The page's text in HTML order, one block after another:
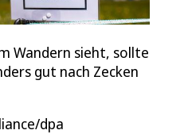
Wandern sieht, sollte
gut nach Zecken
dpa